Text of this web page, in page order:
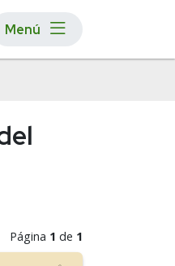
Menú
Página 1 de 1